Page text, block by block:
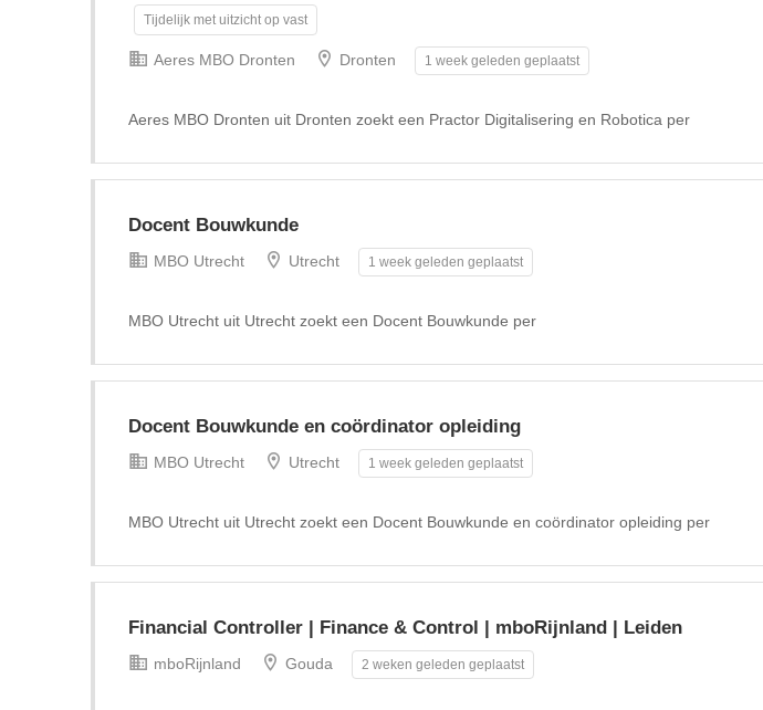
Tijdelijk met uitzicht op vast
Aeres MBO Dronten Dronten 1 week geleden geplaatst
Aeres MBO Dronten uit Dronten zoekt een Practor Digitalisering en Robotica per
Docent Bouwkunde
MBO Utrecht Utrecht 1 week geleden geplaatst
MBO Utrecht uit Utrecht zoekt een Docent Bouwkunde per
Docent Bouwkunde en coördinator opleiding
MBO Utrecht Utrecht 1 week geleden geplaatst
MBO Utrecht uit Utrecht zoekt een Docent Bouwkunde en coördinator opleiding per
Financial Controller | Finance & Control | mboRijnland | Leiden
mboRijnland Gouda 2 weken geleden geplaatst